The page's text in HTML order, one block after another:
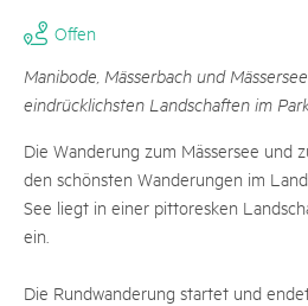
Offen
Manibode, Mässerbach und
eindrücklichsten Landschaften im
Die Wanderung zum Mässersee und
den schönsten Wanderungen im
See liegt in einer pittoresken
ein.
Die Rundwanderung startet und